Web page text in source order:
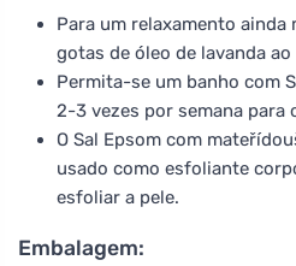
Para um relaxamento ainda
gotas de óleo de lavanda ao
Permita-se um banho com
2-3 vezes por semana para
O Sal Epsom com
usado como esfoliante
esfoliar a pele.
Embalagem: